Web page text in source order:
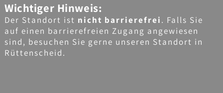
Wichtiger Hinweis:
Der Standort ist nicht barrierefrei. Falls Sie
auf einen barrierefreien Zugang angewiesen
sind, besuchen Sie gerne unseren Standort in
Rüttenscheid.